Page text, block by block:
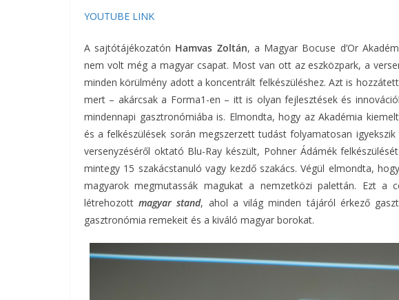
YOUTUBE LINK
A sajtótájékozatón Hamvas Zoltán, a Magyar Bocuse d’Or
nem volt még a magyar csapat. Most van ott az eszközpark, a
minden körülmény adott a koncentrált felkészüléshez. Azt is
mert – akárcsak a Forma1-en – itt is olyan fejlesztések és
mindennapi gasztronómiába is. Elmondta, hogy az Akadémia
és a felkészülések során megszerzett tudást folyamatosan
versenyzéséről oktató Blu-Ray készült, Pohner Ádámék
mintegy 15 szakácstanuló vagy kezdő szakács. Végül elmondta,
magyarok megmutassák magukat a nemzetközi palettán. Ezt a
létrehozottmagyar stand, ahol a világ minden tájáról érkező
gasztronómia remekeit és a kiváló magyar borokat.